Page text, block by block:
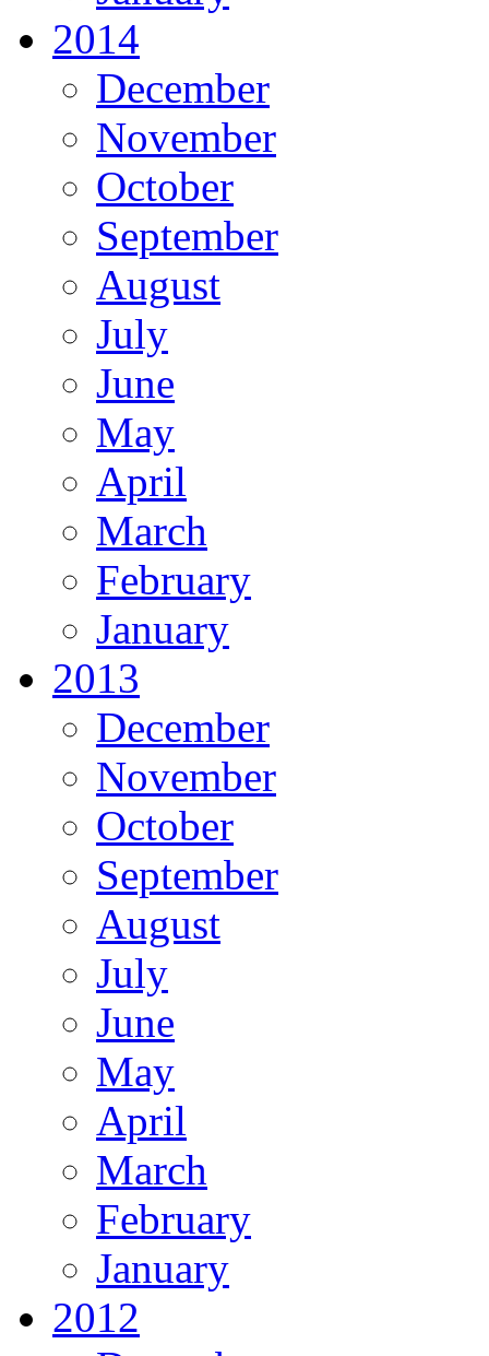
2014
December
November
October
September
August
July
June
May
April
March
February
January
2013
December
November
October
September
August
July
June
May
April
March
February
January
2012